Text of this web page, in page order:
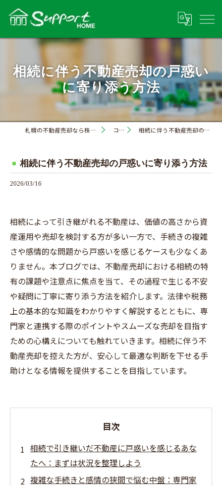
相続に伴う不動産売却の戸惑い
に寄り添う方法
札幌の不動産売却なら株式会社サポートホーム コラム 相続に伴う不動産売却の戸惑いに寄り添う方法
相続に伴う不動産売却の戸惑いに寄り添う方法
2026/03/16
相続によって引き継がれる不動産は、価値の高さから資
産運用や売却を検討する方が多い一方で、手続きの複雑
さや感情的な問題から戸惑いを感じるケースも少なくあ
りません。本ブログでは、不動産売却における相続の特
有の課題や注意点に焦点を当て、その過程で生じる不安
や疑問に丁寧に寄り添う方法を紹介します。法律や税務
上の基本的な知識をわかりやすく解説するとともに、専
門家と連携する際のポイントやスムーズな売却を目指す
ための心構えについても触れていきます。相続に伴う不
動産売却を控えた方が、安心して最適な判断を下せる手
助けとなる情報を提供することを目指しています。
目次
相続で引き継いだ不動産に戸惑いを感じるあな
たへ：まずは状況を整理しよう
複雑な手続きと感情の狭間で悩む中盤：専門家